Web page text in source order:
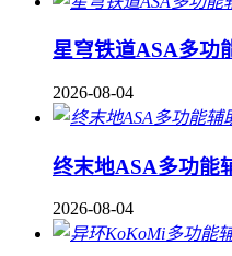
星穹铁道ASA多功
2026-08-04
终末地ASA多功能
2026-08-04